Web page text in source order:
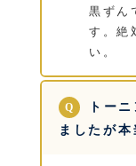
黒ずん
す。絶
い。
トー
ましたが本